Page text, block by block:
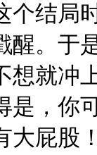
个结局
醒。于
想就冲
是，你
大屁